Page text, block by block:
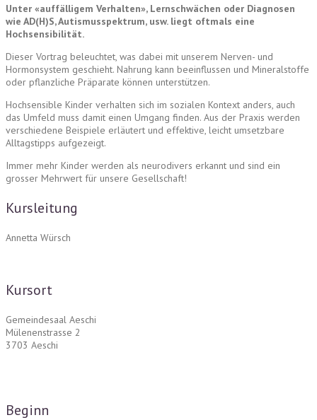
Unter «auffälligem Verhalten», Lernschwächen oder Diagnosen
wie AD(H)S, Autismusspektrum, usw. liegt oftmals eine
Hochsensibilität.
Dieser Vortrag beleuchtet, was dabei mit unserem Nerven- und
Hormonsystem geschieht. Nahrung kann beeinflussen und Mineralstoffe
oder pflanzliche Präparate können unterstützen.
Hochsensible Kinder verhalten sich im sozialen Kontext anders, auch
das Umfeld muss damit einen Umgang finden. Aus der Praxis werden
verschiedene Beispiele erläutert und effektive, leicht umsetzbare
Alltagstipps aufgezeigt.
Immer mehr Kinder werden als neurodivers erkannt und sind ein
grosser Mehrwert für unsere Gesellschaft!
Kursleitung
Annetta Würsch
Kursort
Gemeindesaal Aeschi
Mülenenstrasse 2
3703 Aeschi
Beginn